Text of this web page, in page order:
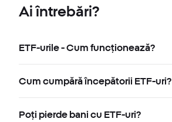
Ai întrebări?
ETF-urile - Cum funcționează?
Cum cumpără începătorii ETF-uri?
Poți pierde bani cu ETF-uri?